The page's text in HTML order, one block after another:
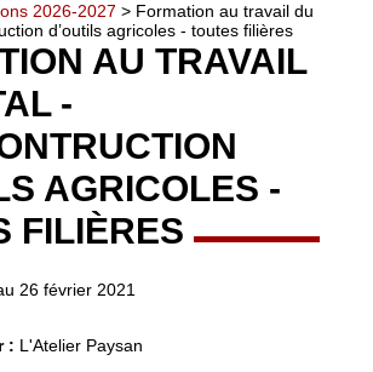
2026-2027 > Formation au travail du
d’outils agricoles - toutes filières
AU TRAVAIL
-
AGRICOLES -
FILIÈRES
26 février 2021
: L'Atelier Paysan